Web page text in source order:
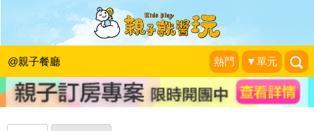
@親子餐廳 熱門 ▼單元
恐龍守門員向你說哈囉，遊戲空間不限
時、放心玩～台中小島3.5度
藍色起士的美食主義|2018-05-19